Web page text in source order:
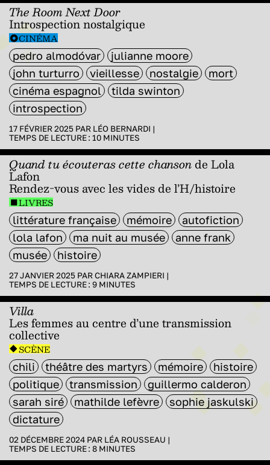
The Room Next Door
Introspection nostalgique
CINÉMA
pedro almodóvar
julianne moore
john turturro
vieillesse nostalgie
mort
cinéma espagnol
tilda swinton
introspection
17 FÉVRIER 2025 PAR LÉO BERNARDI |
TEMPS DE LECTURE : 10 MINUTES
Quand tu écouteras cette chansonde Lola
Lafon
Rendez-vous avec les vides de l’H/histoire
LIVRES
littérature française mémoire
autofiction
lola lafon
ma nuit au musée
anne frank
musée
histoire
27 JANVIER 2025 PARCHIARA ZAMPIERI |
TEMPS DE LECTURE : 9 MINUTES
Villa
Les femmes au centre d’une transmission
collective
SCÈNE
chili théâtre des martyrs mémoire
histoire
politique
transmission
guillermo calderon
sarah siré
mathilde lefèvre
sophie jaskulski
dictature
02 DÉCEMBRE 2024 PAR LÉA ROUSSEAU |
TEMPS DE LECTURE : 8 MINUTES